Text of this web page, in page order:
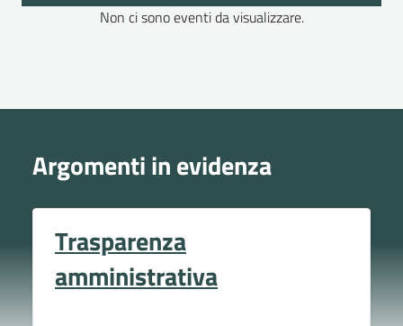
Non ci sono eventi da visualizzare.
Argomenti in evidenza
Trasparenza
amministrativa